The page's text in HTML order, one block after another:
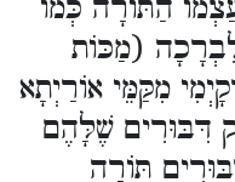
הַתּוֹרָה כְּמוֹ
לִבְרָכָה (מַכּוֹת
מִקַּמֵּי אוֹרַיְתָא
דִּבּוּרִים שֶׁלָּהֶם
תּוֹרָה